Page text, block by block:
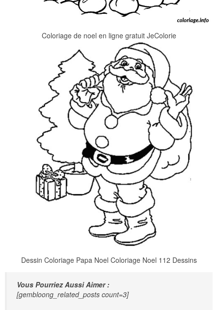
Coloriage de noel en ligne gratuit JeColorie
Dessin Coloriage Papa Noel Coloriage Noel 112 Dessins
Vous Pourriez Aussi Aimer :
[gembloong_related_posts count=3]